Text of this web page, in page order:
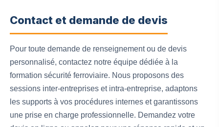
Contact et demande de devis
Pour toute demande de renseignement ou de devis
personnalisé, contactez notre équipe dédiée à la
formation sécurité ferroviaire. Nous proposons des
sessions inter-entreprises et intra-entreprise, adaptons
les supports à vos procédures internes et garantissons
une prise en charge professionnelle. Demandez votre